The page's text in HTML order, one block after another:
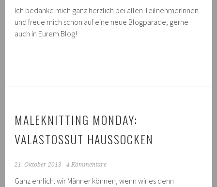
Ich bedanke mich ganz herzlich bei allen TeilnehmerInnen
und freue mich schon auf eine neue Blogparade, gerne
auch in Eurem Blog!
MALEKNITTING MONDAY:
VALASTOSSUT HAUSSOCKEN
21. Oktober 2013 4 Kommentare
Ganz ehrlich: wir Männer können, wenn wir es denn